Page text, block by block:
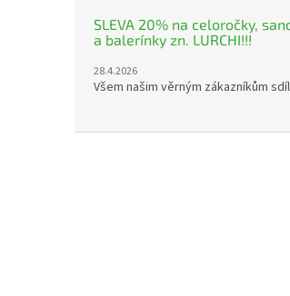
SLEVA 20% na celoročky,
a balerínky zn. LURCHI!!!
28.4.2026
Všem našim věrným zákazníkům